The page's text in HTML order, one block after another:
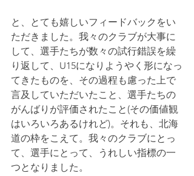
と、とても嬉しいフィードバックをい
ただきました。我々のクラブが大事に
して、選手たちが数々の試行錯誤を繰
り返して、U15になりようやく形になっ
てきたものを、その過程も慮った上で
言及していただいたこと、選手たちの
がんばりが評価されたこと(その価値観
はいろいろあるけれど)。それも、北海
道の枠をこえて。我々のクラブにとっ
て、選手にとって、うれしい指標の一
つとなりました。